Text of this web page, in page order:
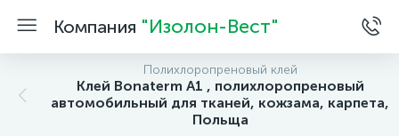
Компания "Изолон-Вест"
Полихлоропреновый клей
Клей Bonaterm A1 , полихлоропреновый
автомобильный для тканей, кожзама, карпета,
Польща